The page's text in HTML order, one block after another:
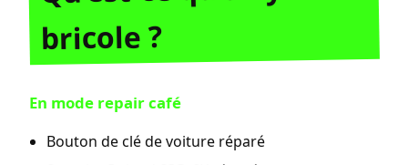
bricole ?
En mode repair café
Bouton de clé de voiture réparé